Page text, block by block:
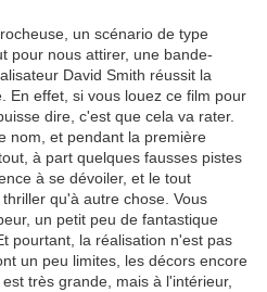
un scénario de type
pour nous attirer, une bande-
David Smith réussit la
En effet, si vous louez ce film pour
dire, c'est que cela va rater.
nom, et pendant la première
à part quelques fausses pistes
à se dévoiler, et le tout
qu'à autre chose. Vous
un petit peu de fantastique
pourtant, la réalisation n'est pas
un peu limites, les décors encore
très grande, mais à l'intérieur,